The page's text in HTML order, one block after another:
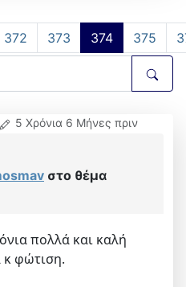
372 373 374 375
5 Χρόνια 6 Μήνες πριν
στο θέμα
πολλά και καλή
κ φώτιση.